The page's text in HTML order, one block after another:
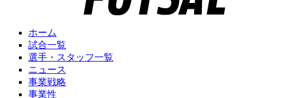
ホーム
試合一覧
選手・スタッフ一覧
ニュース
事業戦略
事業性